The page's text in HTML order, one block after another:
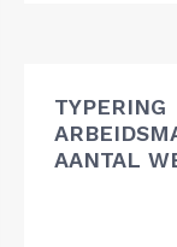
TYPERING
AANTAL